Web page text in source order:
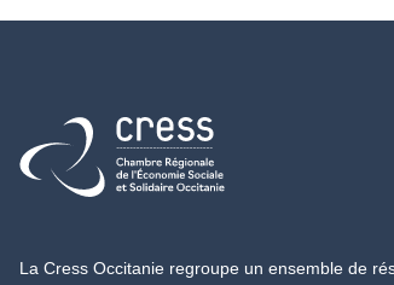
Retour à l'accueil
La Cress Occitanie regroupe un ensemble de